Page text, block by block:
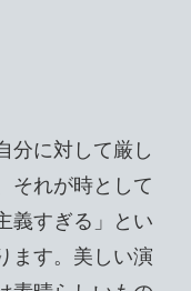
分に対して厳し
それが時として
義すぎる」とい
ます。美しい演